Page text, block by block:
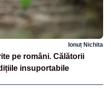
Ionuț Nichita
pe români. Călătorii
insuportabile